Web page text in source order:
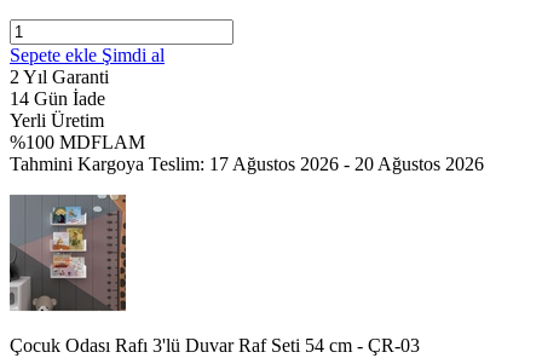
Sepete ekle Şimdi al
2 Yıl Garanti
14 Gün İade
Yerli Üretim
%100 MDFLAM
Tahmini Kargoya Teslim: 17 Ağustos 2026 - 20 Ağustos 2026
Çocuk Odası Rafı 3'lü Duvar Raf Seti 54 cm - ÇR-03